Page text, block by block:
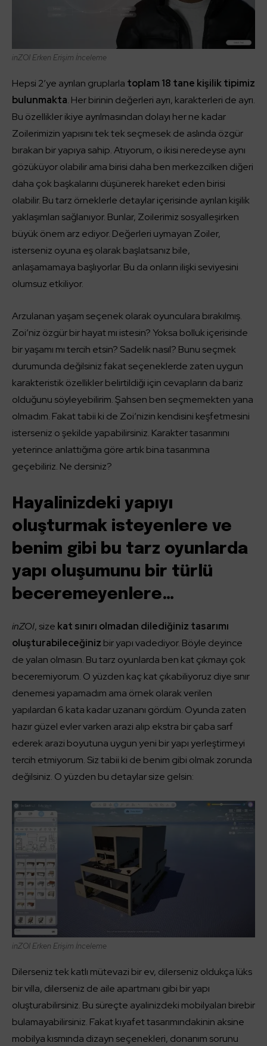
inZOIErken Erişim İnceleme
Hepsi 2’ye ayrılan gruplarla toplam 18 tane kişilik tipimiz
bulunmakta. Her birinin değerleri ayrı, karakterleri de ayrı.
Bu özellikler ikiye ayrılmasından dolayı her ne kadar
Zoilerimizin yapısını tek tek seçmesek de aslında özgür
bırakan bir yapıya sahip. Atıyorum, o ikisi neredeyse aynı
gözüküyor olabilir ama birisi daha ben merkezcilken diğeri
daha çok başkalarını düşünerek hareket eden birisi
olabilir. Bu tarz örneklerle detaylar içerisinde ayrılan kişilik
yaklaşımları sağlanıyor. Bunlar, Zoilerimiz sosyalleşirken
büyük önem arz ediyor. Değerleri uymayan Zoiler,
isterseniz oyuna eş olarak başlatsanız bile,
anlaşamamaya başlıyorlar. Bu da onların ilişki seviyesini
olumsuz etkiliyor.
Arzulanan yaşam seçenek olarak oyunculara bırakılmış.
Zoi’niz özgür bir hayat mı istesin? Yoksa bolluk içerisinde
bir yaşamı mı tercih etsin? Sadelik nasıl? Bunu seçmek
durumunda değilsiniz fakat seçeneklerde zaten uygun
karakteristik özellikler belirtildiği için cevapların da bariz
olduğunu söyleyebilirim. Şahsen ben seçmemekten yana
olmadım. Fakat tabii ki de Zoi’nizin kendisini keşfetmesini
isterseniz o şekilde yapabilirsiniz. Karakter tasarımını
yeterince anlattığıma göre artık bina tasarımına
geçebiliriz. Ne dersiniz?
Hayalinizdeki yapıyı
oluşturmak isteyenlere ve
benim gibi bu tarz oyunlarda
yapı oluşumunu bir türlü
beceremeyenlere…
inZOI, size kat sınırı olmadan dilediğiniz tasarımı
oluşturabileceğiniz bir yapı vadediyor. Böyle deyince
de yalan olmasın. Bu tarz oyunlarda ben kat çıkmayı çok
beceremiyorum. O yüzden kaç kat çıkabiliyoruz diye sınır
denemesi yapamadım ama örnek olarak verilen
yapılardan 6 kata kadar uzananı gördüm. Oyunda zaten
hazır güzel evler varken arazi alıp ekstra bir çaba sarf
ederek arazi boyutuna uygun yeni bir yapı yerleştirmeyi
tercih etmiyorum. Siz tabii ki de benim gibi olmak zorunda
değilsiniz. O yüzden bu detaylar size gelsin:
inZOIErken Erişim İnceleme
Dilerseniz tek katlı mütevazi bir ev, dilerseniz oldukça lüks
bir villa, dilerseniz de aile apartmanı gibi bir yapı
oluşturabilirsiniz. Bu süreçte ayalinizdeki mobilyaları birebir
bulamayabilirsiniz. Fakat kıyafet tasarımındakinin aksine
mobilya kısmında dizayn seçenekleri, donanım sorunu